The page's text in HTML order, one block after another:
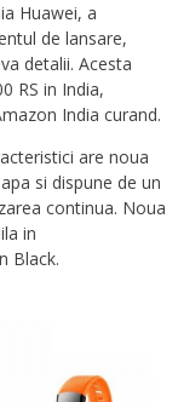
Huawei, a
de lansare,
detalii. Acesta
RS in India,
India curand.
are noua
si dispune de un
continua. Noua
in
Black.